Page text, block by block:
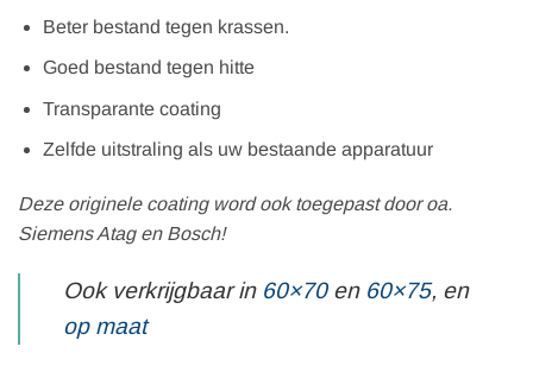
Beter bestand tegen krassen.
Goed bestand tegen hitte
Transparante coating
Zelfde uitstraling als uw bestaande apparatuur
Deze originele coating word ook toegepast door oa.
Siemens Atag en Bosch!
Ook verkrijgbaar in 60×70en 60×75, en
op maat